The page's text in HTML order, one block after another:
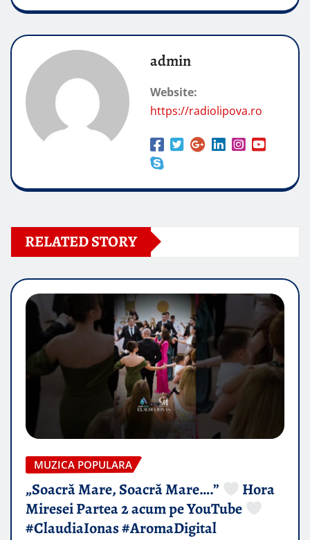
admin
Website:
https://radiolipova.ro
RELATED STORY
MUZICA POPULARA
„Soacră Mare, Soacră Mare….”
Hora
Miresei Partea 2 acum pe YouTube
#ClaudiaIonas #AromaDigital